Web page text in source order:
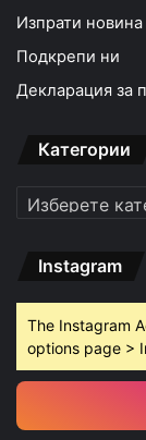
Изпрати новина
Подкрепи ни
Декларация за
Категории
Категории
Instagram
The Instagram
options page >